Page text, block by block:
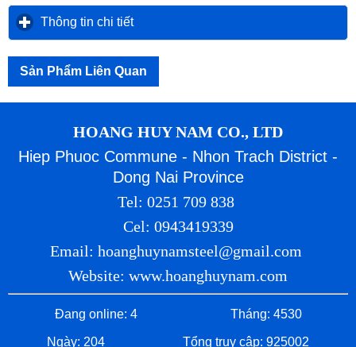
Thông tin chi tiếtclick to expand contents
Sản Phẩm Liên Quan
HOANG HUY NAM CO., LTD
Hiep Phuoc Commune - Nhon Trach District -
Dong Nai Province
Tel: 0251 709 838
Cel: 0943419339
Email: hoanghuynamsteel@gmail.com
Website: www.hoanghuynam.com
Đang online: 4 Tháng: 4530
Ngày: 204 Tổng truy cập: 925002